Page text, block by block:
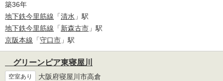
築36年
地下鉄今里筋線 「清水 」駅
地下鉄今里筋線 「新森古市 」駅
京阪本線 「守口市 」駅
グリーンピア東寝屋川
空室あり 大阪府寝屋川市高倉